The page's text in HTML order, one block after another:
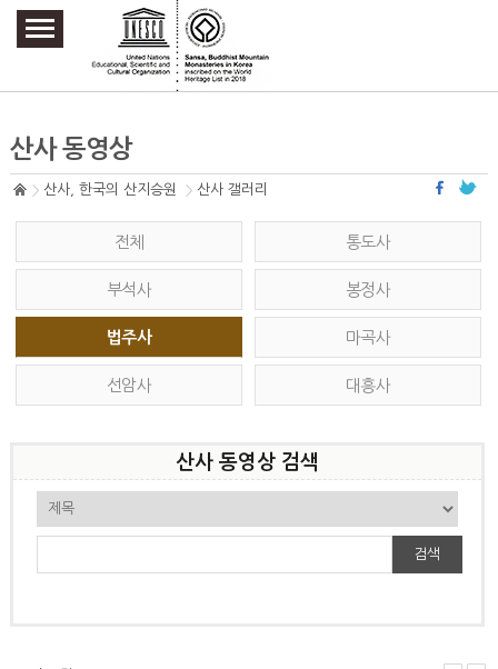
주요메뉴 바로가기
본문 바로가기
하단메뉴 바로가기
산사 동영상
산사, 한국의 산지승원 산사 갤러리
전체 통도사
부석사 봉정사
법주사 마곡사
선암사 대흥사
산사 동영상 검색
검색